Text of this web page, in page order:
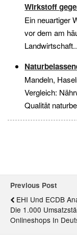
Wirkstoff
Ein neuartiger
vor dem am
Mandeln,
Vergleich:
Qualität
Previous Post
EHI Und ECDB
Die 1.000
Onlineshops In